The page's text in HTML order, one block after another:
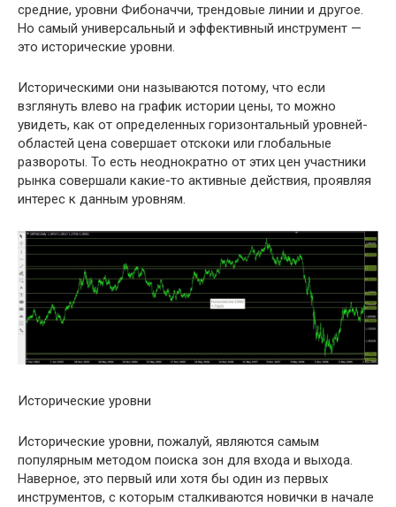
средние, уровни Фибоначчи, трендовые линии и другое.
Но самый универсальный и эффективный инструмент —
это исторические уровни.
Историческими они называются потому, что если
взглянуть влево на график истории цены, то можно
увидеть, как от определенных горизонтальный уровней-
областей цена совершает отскоки или глобальные
развороты. То есть неоднократно от этих цен участники
рынка совершали какие-то активные действия, проявляя
интерес к данным уровням.
Исторические уровни
Исторические уровни, пожалуй, являются самым
популярным методом поиска зон для входа и выхода.
Наверное, это первый или хотя бы один из первых
инструментов, с которым сталкиваются новички в начале